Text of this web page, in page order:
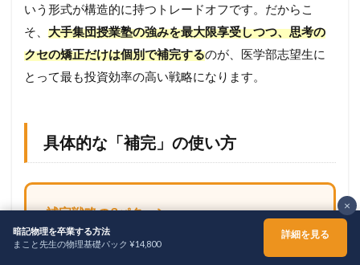
いう形式が構造的に持つトレードオフです。だからこ
そ、 大手集団授業塾の強みを最大限享受しつつ、思考の
クセの矯正だけは個別で補完するのが、医学部志望生に
とって最も投資効率の高い戦略になります。
具体的な「補完」の使い方
補完戦略の3パターン
分野ピンポイント型
：電磁気だけ、熱力学
だけ、など特定の苦手分野を集中矯正
×
暗記物理を卒業する方法
まこと先生の物理基礎パック ¥14,800
詳細を見る